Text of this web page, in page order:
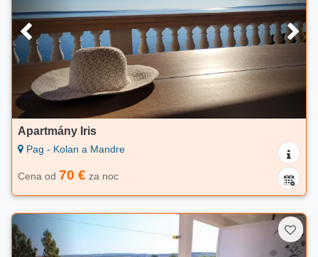
Apartmány Iris
Pag - Kolan a Mandre
Cena od 70 € za noc